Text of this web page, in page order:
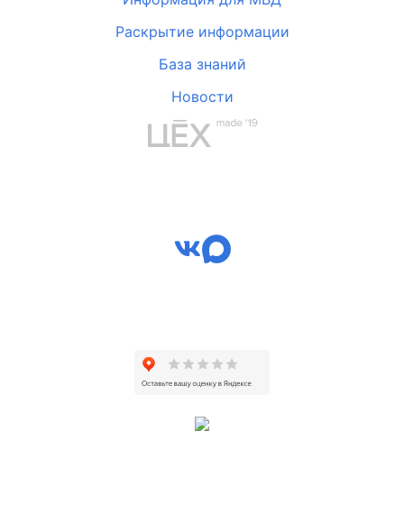
Раскрытие информации
База знаний
Новости